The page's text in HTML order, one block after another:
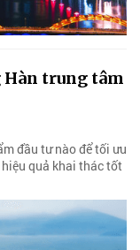
Hàn trung tâm
đầu tư nào để tối ưu
quả khai thác tốt